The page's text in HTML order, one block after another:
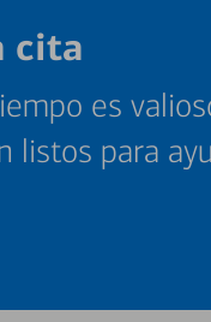
cita
es
listos para